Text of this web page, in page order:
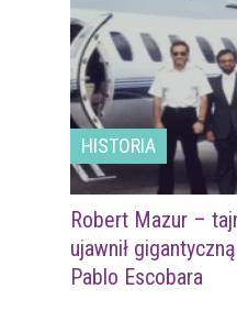
HISTORIA
Robert Mazur –
ujawnił
Pablo Escobara